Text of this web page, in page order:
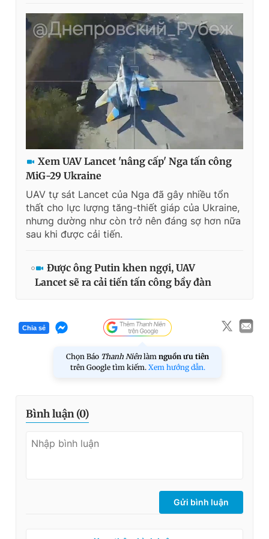
Xem UAV Lancet 'nâng cấp' Nga tấn công
MiG-29 Ukraine
UAV tự sát Lancet của Nga đã gây nhiều tổn
thất cho lực lượng tăng-thiết giáp của Ukraine,
nhưng dường như còn trở nên đáng sợ hơn nữa
sau khi được cải tiến.
Được ông Putin khen ngợi, UAV
Lancet sẽ ra cải tiến tấn công bầy đàn
Chia sẻ
Chọn Báo Thanh Niên làm nguồn ưu tiên
trên Google tìm kiếm. Xem hướng dẫn.
Bình luận (0)
Gửi bình luận